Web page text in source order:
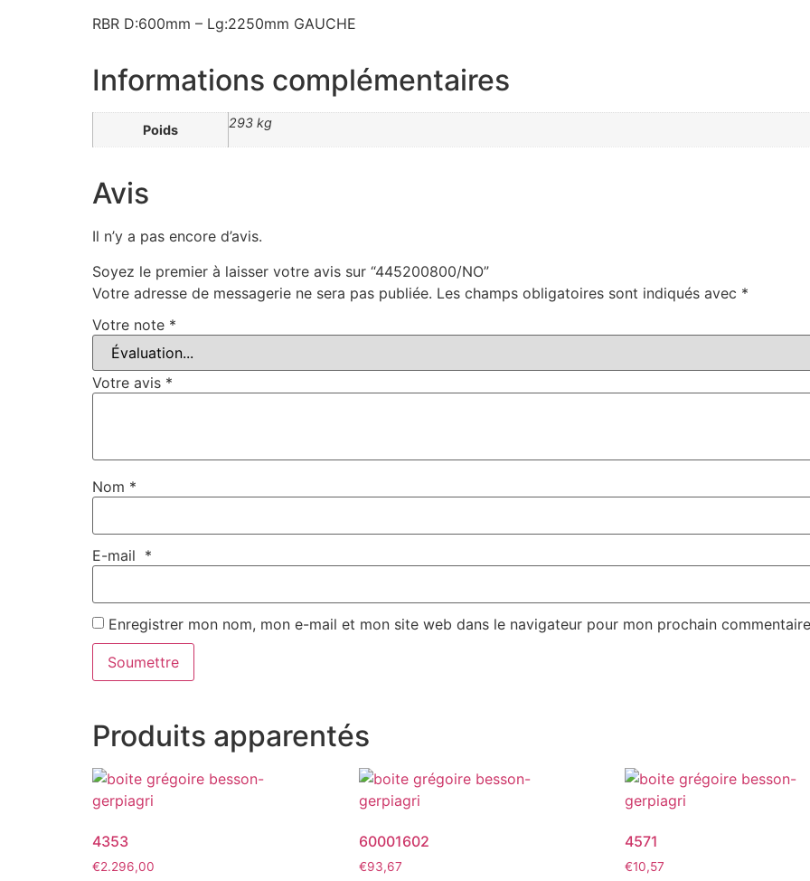
RBR D:600mm – Lg:2250mm GAUCHE
Informations complémentaires
Poids 293 kg
Avis
Il n’y a pas encore d’avis.
Soyez le premier à laisser votre avis sur “445200800/NO”
Votre adresse de messagerie ne sera pas publiée. Les champs obligatoires sont indiqués avec *
Votre note *
Votre avis *
Nom *
E-mail *
Enregistrer mon nom, mon e-mail et mon site web dans le navigateur pour mon prochain
Produits apparentés
4353
€2.296,00
60001602
€93,67
4571
€10,57